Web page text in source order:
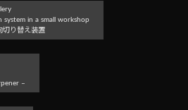
in a small workshop
切り替え装置
–